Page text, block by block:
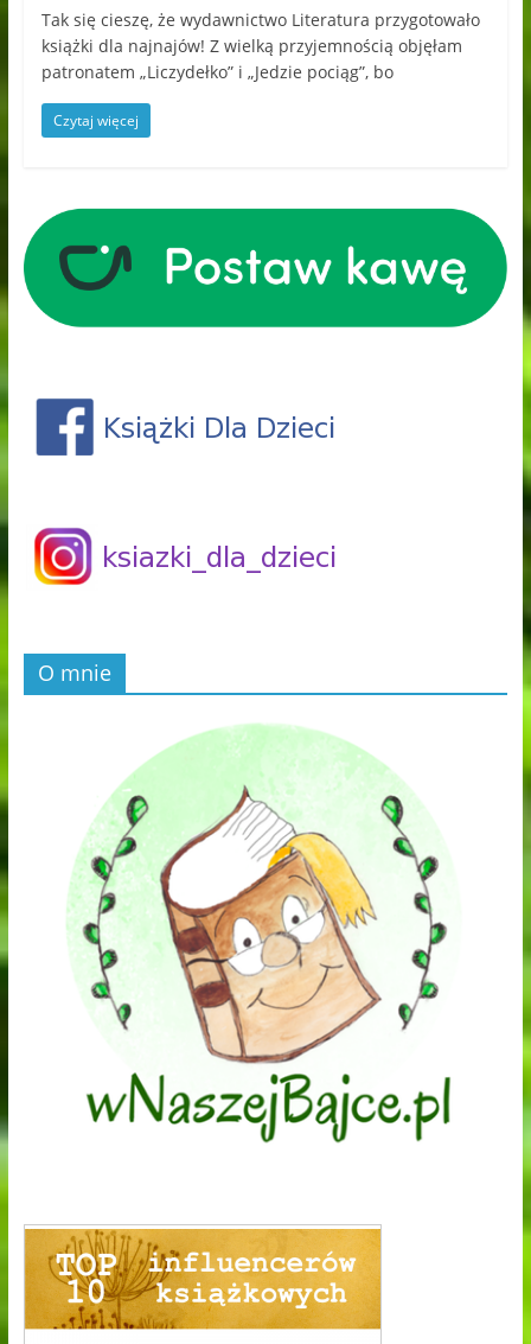
Tak się cieszę, że wydawnictwo Literatura przygotowało
książki dla najnajów! Z wielką przyjemnością objęłam
patronatem „Liczydełko” i „Jedzie pociąg”, bo
Czytaj więcej
O mnie